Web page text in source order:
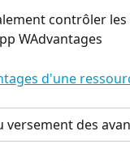
contrôler les
WAdvantages
d'une
des